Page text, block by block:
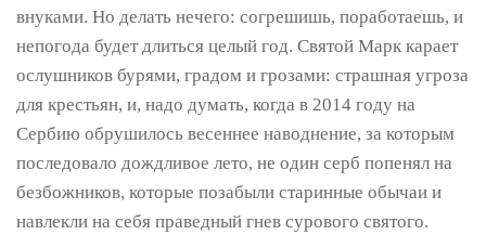
внуками. Но делать нечего: согрешишь, поработаешь, и
непогода будет длиться целый год. Святой Марк карает
ослушников бурями, градом и грозами: страшная угроза
для крестьян, и, надо думать, когда в 2014 году на
Сербию обрушилось весеннее наводнение, за которым
последовало дождливое лето, не один серб попенял на
безбожников, которые позабыли старинные обычаи и
навлекли на себя праведный гнев сурового святого.